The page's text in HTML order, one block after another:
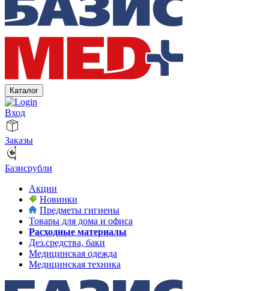
Каталог
Вход
Заказы
Базисрубли
Акции
Новинки
Предметы гигиены
Товары для дома и офиса
Расходные материалы
Дез.средства, баки
Медицинская одежда
Медицинская техника